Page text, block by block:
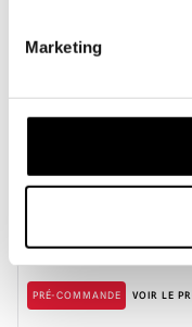
Marketing
Masques Immortels –
£525.00
PRÉ-COMMANDE VOIR LE